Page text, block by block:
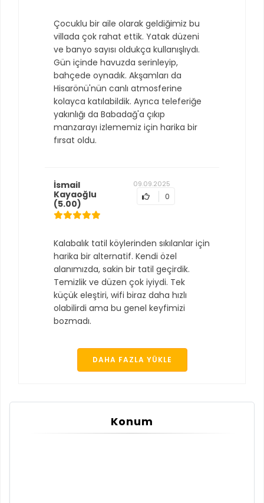
Çocuklu bir aile olarak geldiğimiz bu
villada çok rahat ettik. Yatak düzeni
ve banyo sayısı oldukça kullanışlıydı.
Gün içinde havuzda serinleyip,
bahçede oynadık. Akşamları da
Hisarönü'nün canlı atmosferine
kolayca katılabildik. Ayrıca teleferiğe
yakınlığı da Babadağ'a çıkıp
manzarayı izlememiz için harika bir
fırsat oldu.
İsmail
Kayaoğlu
(5.00)
09.09.2025
0
Kalabalık tatil köylerinden sıkılanlar için
harika bir alternatif. Kendi özel
alanımızda, sakin bir tatil geçirdik.
Temizlik ve düzen çok iyiydi. Tek
küçük eleştiri, wifi biraz daha hızlı
olabilirdi ama bu genel keyfimizi
bozmadı.
DAHA FAZLA YÜKLE
Konum